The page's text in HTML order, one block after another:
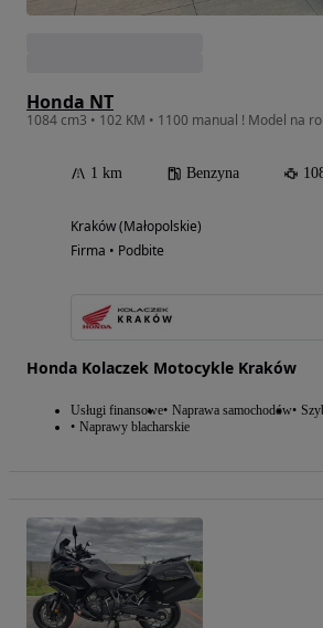
Honda NT
1084 cm3 • 102 KM • 1100 manual ! Model na
1 km Benzyna
Kraków (Małopolskie)
Firma • Podbite
Honda Kolaczek Motocykle Kraków
Usługi finansowe Naprawa samochodów
Naprawy blacharskie